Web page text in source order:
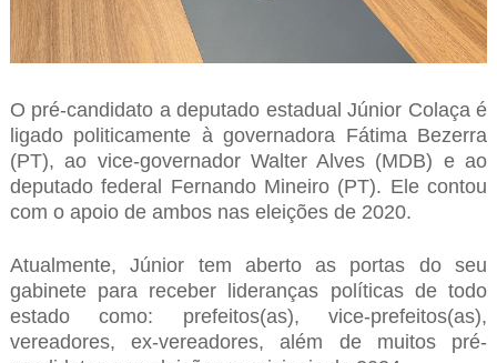
O pré-candidato a deputado estadual Júnior Colaça é
ligado politicamente à governadora Fátima Bezerra
(PT), ao vice-governador Walter Alves (MDB) e ao
deputado federal Fernando Mineiro (PT). Ele contou
com o apoio de ambos nas eleições de 2020.
Atualmente, Júnior tem aberto as portas do seu
gabinete para receber lideranças políticas de todo
estado como: prefeitos(as), vice-prefeitos(as),
vereadores, ex-vereadores, além de muitos pré-